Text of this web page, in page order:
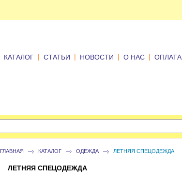
КАТАЛОГ | СТАТЬИ | НОВОСТИ | О НАС | ОПЛАТА
ГЛАВНАЯ КАТАЛОГ ОДЕЖДА ЛЕТНЯЯ СПЕЦОДЕЖДА
ЛЕТНЯЯ СПЕЦОДЕЖДА